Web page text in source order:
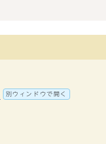
別ウィンドウで開く